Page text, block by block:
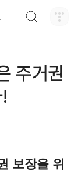
주거권
보장을 위